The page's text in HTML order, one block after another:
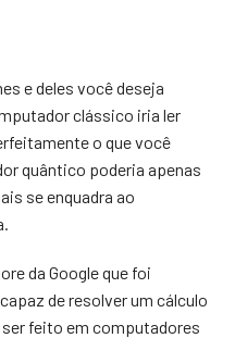
e deles você deseja
clássico iria ler
o que você
quântico poderia apenas
se enquadra ao
da Google que foi
de resolver um cálculo
feito em computadores